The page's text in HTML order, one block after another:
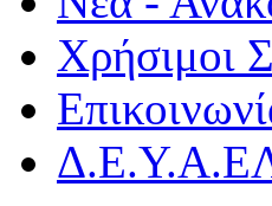
Χρήσιμοι